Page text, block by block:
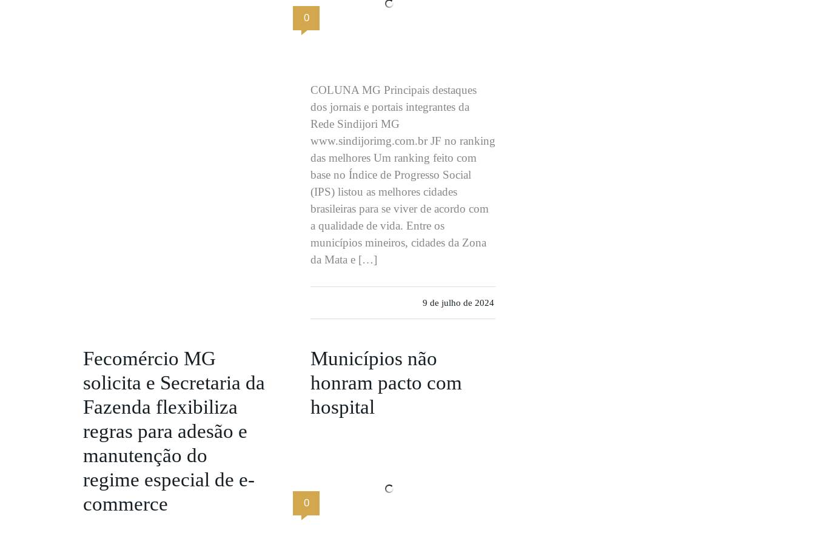
0
COLUNA MG Principais destaques
dos jornais e portais integrantes da
Rede Sindijori MG
www.sindijorimg.com.br JF no ranking
das melhores Um ranking feito com
base no Índice de Progresso Social
(IPS) listou as melhores cidades
brasileiras para se viver de acordo com
a qualidade de vida. Entre os
municípios mineiros, cidades da Zona
da Mata e […]
9 de julho de 2024
Fecomércio MG
solicita e Secretaria da
Fazenda flexibiliza
regras para adesão e
manutenção do
regime especial de e-
commerce
Municípios não
honram pacto com
hospital
0